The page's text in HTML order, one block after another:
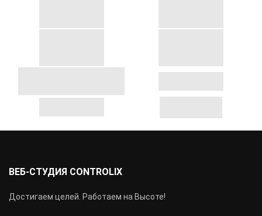
ВЕБ-СТУДИЯ CONTROLIX
Достигаем целей. Работаем на Высоте!